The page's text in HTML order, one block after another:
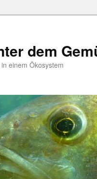
dem
einem Ökosystem